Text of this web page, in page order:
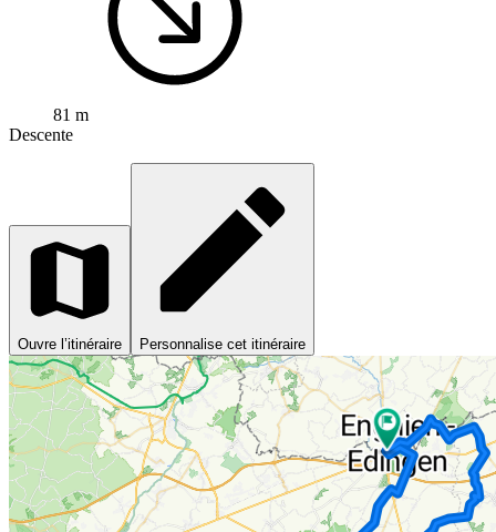
81 m
Descente
Ouvre l’itinéraire Personnalise cet itinéraire